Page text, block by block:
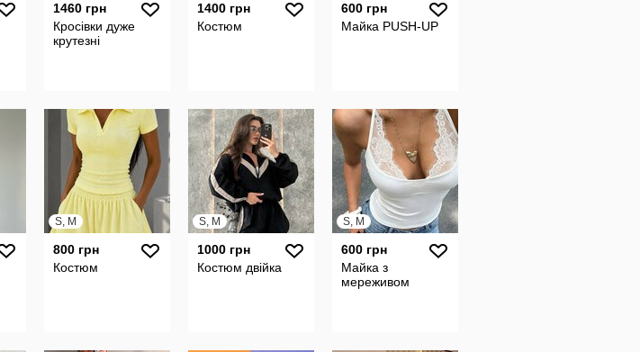
1460 грн
Кросівки дуже
крутезні
1400 грн
Костюм
600 грн
Майка PUSH-UP
S, M
800 грн
Костюм
S, M
1000 грн
Костюм двійка
S, M
600 грн
Майка з
мереживом